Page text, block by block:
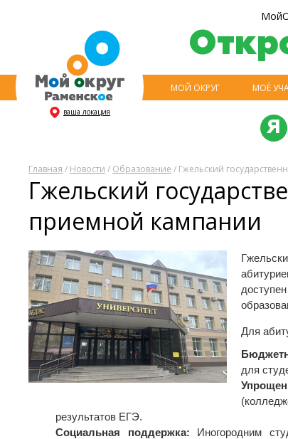
ваша локация
МОЙ ОКРУГ МОЁ
Главная / Новости / Образование / Гжельский
Гжельский
приемной кампании
Для
для
результатов ЕГЭ.
Социальная поддержка: Иногородним